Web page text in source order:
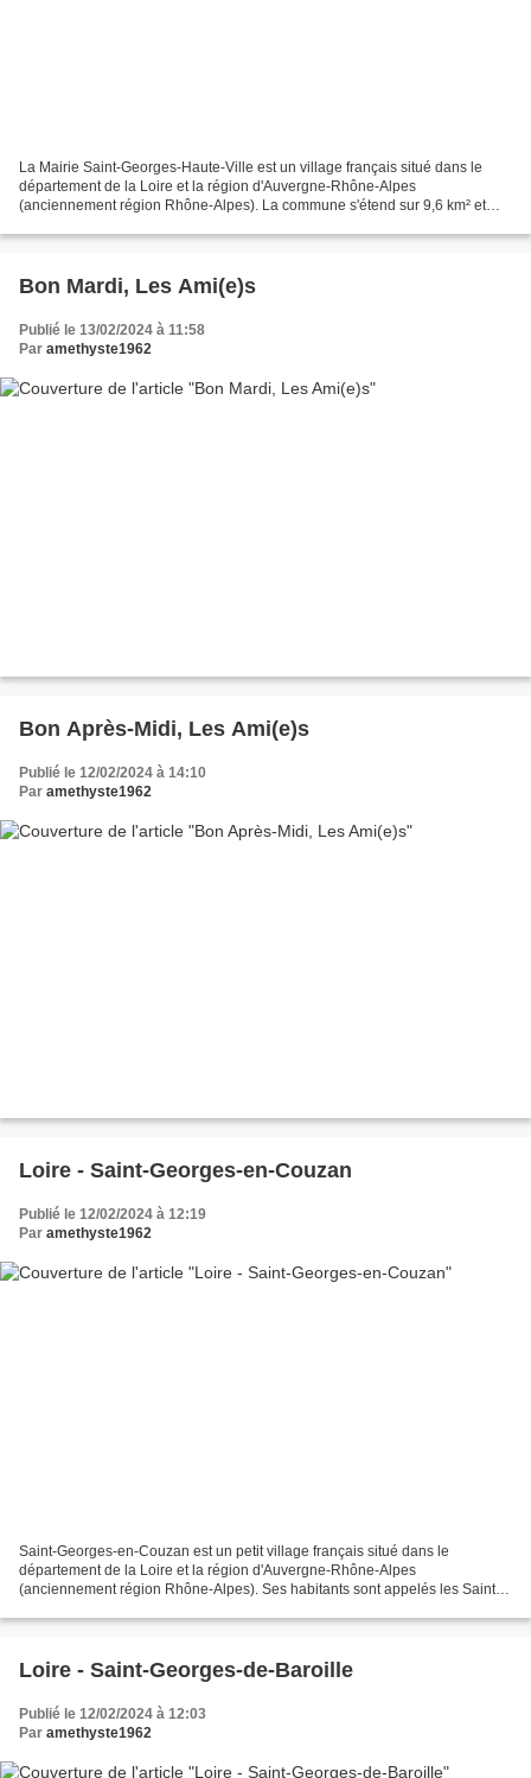
La Mairie Saint-Georges-Haute-Ville est un village français situé dans le
département de la Loire et la région d'Auvergne-Rhône-Alpes
(anciennement région Rhône-Alpes). La commune s'étend sur 9,6 km² et
Bon Mardi, Les Ami(e)s
Publié le 13/02/2024 à 11:58
Par amethyste1962
Bon Après-Midi, Les Ami(e)s
Publié le 12/02/2024 à 14:10
Par amethyste1962
Loire - Saint-Georges-en-Couzan
Publié le 12/02/2024 à 12:19
Par amethyste1962
Saint-Georges-en-Couzan est un petit village français situé dans le
département de la Loire et la région d'Auvergne-Rhône-Alpes
(anciennement région Rhône-Alpes). Ses habitants sont appelés les Saint-
Loire - Saint-Georges-de-Baroille
Publié le 12/02/2024 à 12:03
Par amethyste1962